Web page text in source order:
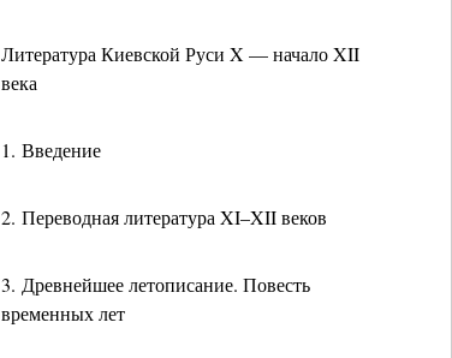
Литература Киевской Руси X — начало XII
века
1. Введение
2. Переводная литература XI–XII веков
3. Древнейшее летописание. Повесть
временных лет